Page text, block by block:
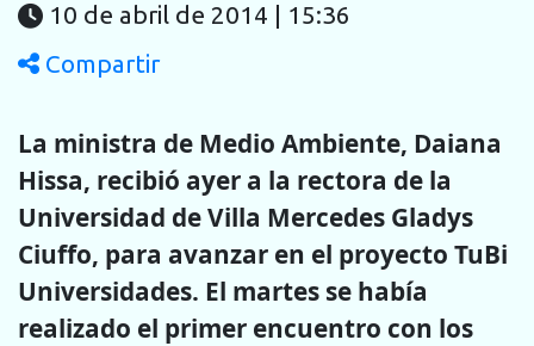
10 de abril de 2014 | 15:36
Compartir
La ministra de Medio Ambiente, Daiana
Hissa, recibió ayer a la rectora de la
Universidad de Villa Mercedes Gladys
Ciuffo, para avanzar en el proyecto TuBi
Universidades. El martes se había
realizado el primer encuentro con los